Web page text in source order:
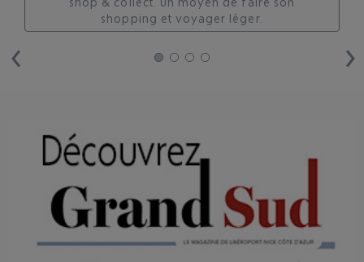
shopping et voyager léger.